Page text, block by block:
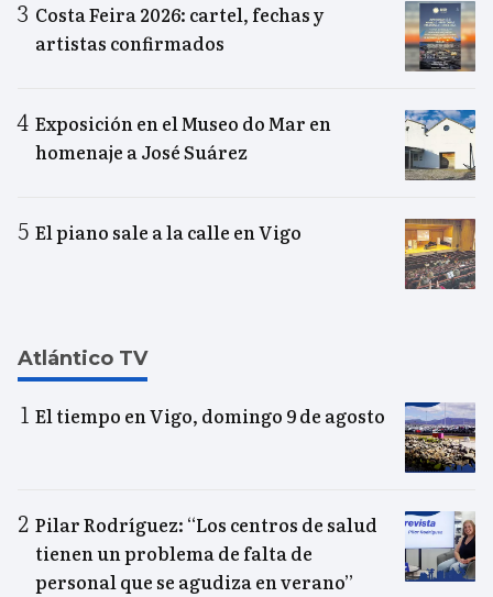
Costa Feira 2026: cartel, fechas y
artistas confirmados
Exposición en el Museo do Mar en
homenaje a José Suárez
El piano sale a la calle en Vigo
Atlántico TV
El tiempo en Vigo, domingo 9 de agosto
Pilar Rodríguez: “Los centros de salud
tienen un problema de falta de
personal que se agudiza en verano”